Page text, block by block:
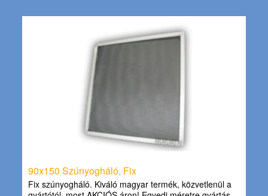
90x150 Szúnyogháló, Fix
Fix szúnyogháló. Kiváló magyar termék, közvetlenül a